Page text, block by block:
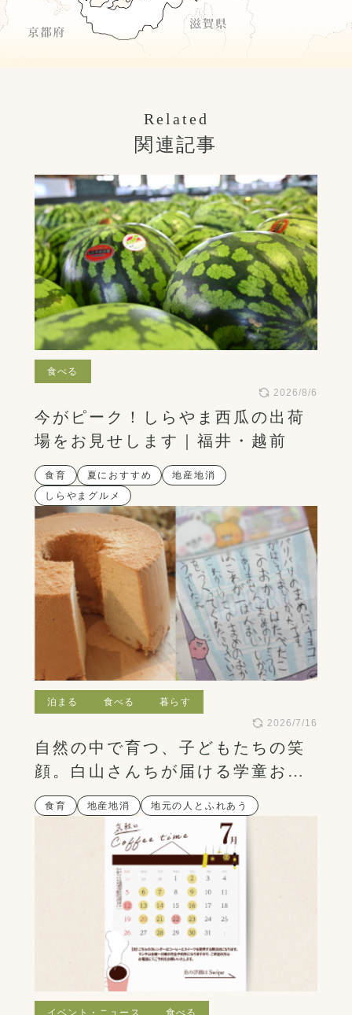
Related
関連記事
食べる
2026/8/6
今がピーク！しらやま西瓜の出荷
場をお見せします｜福井・越前
食育 夏におすすめ
地産地消
しらやまグルメ
泊まる 食べる
暮らす
2026/7/16
自然の中で育つ、子どもたちの笑
顔。白山さんちが届ける学童おや
つ
食育 地産地消 地元の人とふれあう
イベント・ニュース 食べる